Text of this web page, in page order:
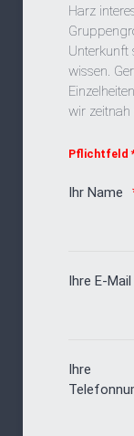
Harz
Unterkunft
wissen.
wir zeitnah
Pflichtfeld
Ihr Name
Ihre E-Mail
Ihre